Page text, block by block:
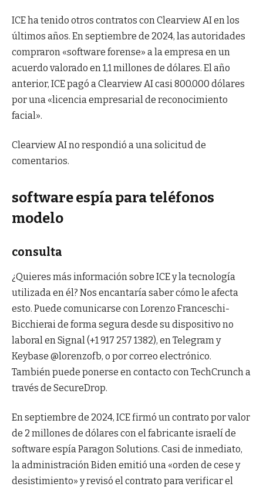
ICE ha tenido otros contratos con Clearview AI en los
últimos años. En septiembre de 2024, las autoridades
compraron «software forense» a la empresa en un
acuerdo valorado en 1,1 millones de dólares. El año
anterior, ICE pagó a Clearview AI casi 800.000 dólares
por una «licencia empresarial de reconocimiento
facial».
Clearview AI no respondió a una solicitud de
comentarios.
software espía para teléfonos
modelo
consulta
¿Quieres más información sobre ICE y la tecnología
utilizada en él? Nos encantaría saber cómo le afecta
esto. Puede comunicarse con Lorenzo Franceschi-
Bicchierai de forma segura desde su dispositivo no
laboral en Signal (+1 917 257 1382), en Telegram y
Keybase @lorenzofb, o por correo electrónico.
También puede ponerse en contacto con TechCrunch a
través de SecureDrop.
En septiembre de 2024, ICE firmó un contrato por valor
de 2 millones de dólares con el fabricante israelí de
software espía Paragon Solutions. Casi de inmediato,
la administración Biden emitió una «orden de cese y
desistimiento» y revisó el contrato para verificar el